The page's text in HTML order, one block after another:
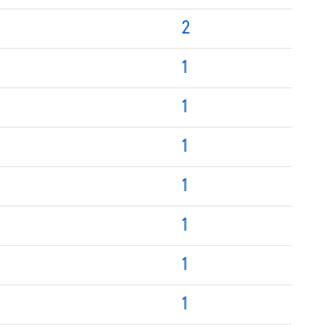
2
1
1
1
1
1
1
1